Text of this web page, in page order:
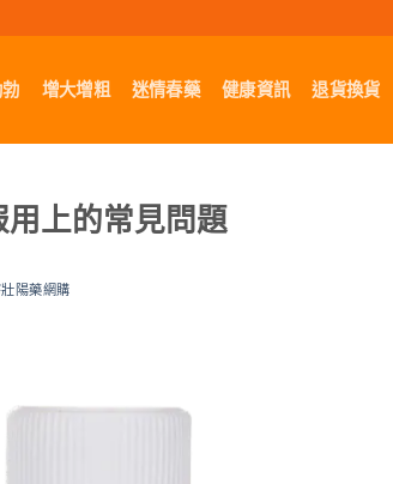
增大增粗 迷情春藥 健康資訊 退貨換貨
上的常見問題
陽藥網購